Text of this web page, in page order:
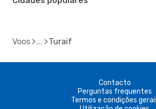
Voos Turaif
Contacto
Perguntas frequentes
Termos e condições